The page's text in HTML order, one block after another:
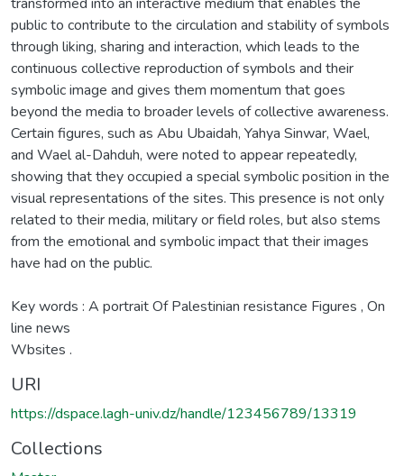
public to contribute to the circulation and stability of symbols
through liking, sharing and interaction, which leads to the
continuous collective reproduction of symbols and their
symbolic image and gives them momentum that goes
beyond the media to broader levels of collective awareness.
Certain figures, such as Abu Ubaidah, Yahya Sinwar, Wael,
and Wael al-Dahduh, were noted to appear repeatedly,
showing that they occupied a special symbolic position in the
visual representations of the sites. This presence is not only
related to their media, military or field roles, but also stems
from the emotional and symbolic impact that their images
have had on the public.
Key words : A portrait Of Palestinian resistance Figures , On
line news
Wbsites .
URI
https://dspace.lagh-univ.dz/handle/123456789/13319
Collections